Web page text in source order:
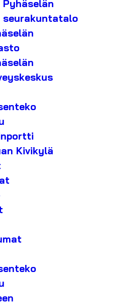
Pyhäselän
seurakuntatalo
Kivikylä